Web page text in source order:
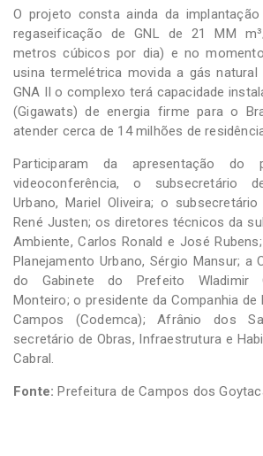
O projeto consta ainda da
regaseificação de GNL de 21 MM
metros cúbicos por dia) e no
usina termelétrica movida a gás natural
GNA II o complexo terá capacidade
(Gigawats) de energia firme para o
atender cerca de 14 milhões de
Participaram da apresentação
videoconferência, o subsecretário
Urbano, Mariel Oliveira; o
René Justen; os diretores técnicos da
Ambiente, Carlos Ronald e José
Planejamento Urbano, Sérgio Mansur; a
do Gabinete do Prefeito Wladimir
Monteiro; o presidente da Companhia de
Campos (Codemca); Afrânio dos
secretário de Obras, Infraestrutura e
Cabral.
Fonte: Prefeitura de Campos dos